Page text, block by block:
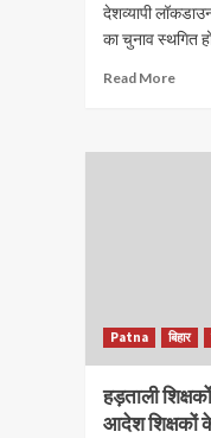
देशव्यापी
का चुनाव स्थगित
Read More
Patna बिहार
हड़ताली
आदेश शिक्षकों